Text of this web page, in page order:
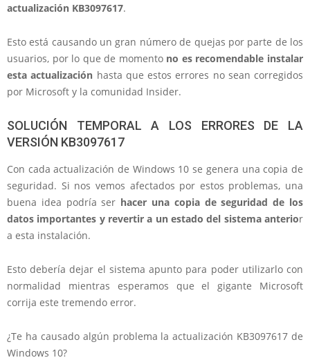
actualización KB3097617.
Esto está causando un gran número de quejas por parte de los
usuarios, por lo que de momento no es recomendable instalar
esta actualización hasta que estos errores no sean corregidos
por Microsoft y la comunidad Insider.
SOLUCIÓN TEMPORAL A LOS ERRORES DE LA
VERSIÓN KB3097617
Con cada actualización de Windows 10 se genera una copia de
seguridad. Si nos vemos afectados por estos problemas, una
buena idea podría ser hacer una copia de seguridad de los
datos importantes y revertir a un estado del sistema anterior
a esta instalación.
Esto debería dejar el sistema apunto para poder utilizarlo con
normalidad mientras esperamos que el gigante Microsoft
corrija este tremendo error.
¿Te ha causado algún problema la actualización KB3097617 de
Windows 10?